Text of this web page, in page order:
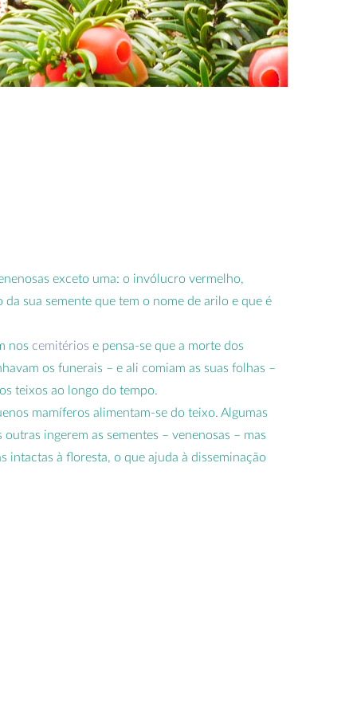
exceto uma: o invólucro vermelho,
sua semente que tem o nome de arilo e que é
nos cemitérios e pensa-se que a morte dos
os funerais – e ali comiam as suas folhas –
teixos ao longo do tempo.
mamíferos alimentam-se do teixo. Algumas
outras ingerem as sementes – venenosas – mas
intactas à floresta, o que ajuda à disseminação